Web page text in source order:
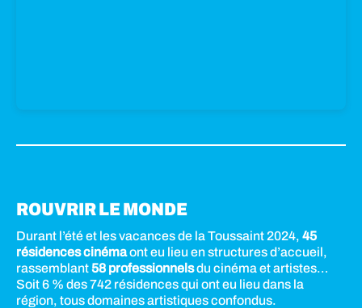
ROUVRIR LE MONDE
Durant l’été et les vacances de la Toussaint 2024, 45
résidences cinémaont eu lieu en structures d’accueil,
rassemblant58 professionnelsdu cinéma et artistes…
Soit 6 % des 742 résidences qui ont eu lieu dans la
région, tous domaines artistiques confondus.